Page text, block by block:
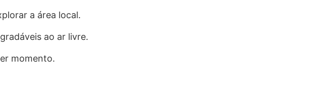
a área local.
ao ar livre.
momento.